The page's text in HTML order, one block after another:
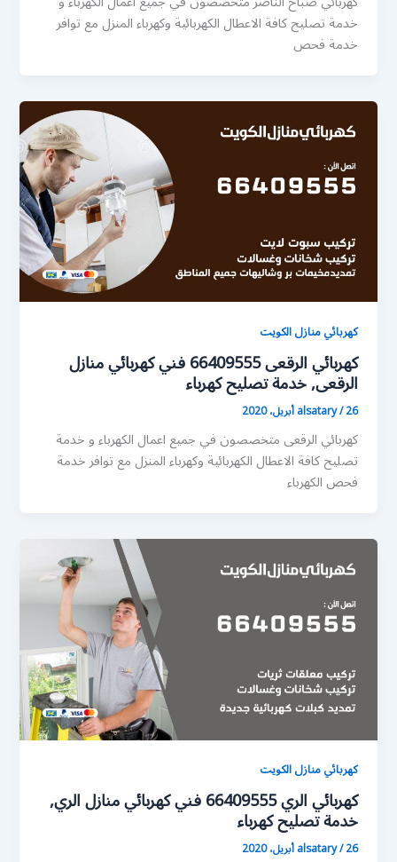
خدمة تصليح كافة الاعطال الكهربائية وكهرباء المنزل مع توافر
خدمة فحص
كهربائي منازل الكويت
كهربائي الرقعى 66409555 فني كهربائي منازل
الرقعى, خدمة تصليح كهرباء
alsatary/26 أبريل، 2020
كهربائي الرقعى متخصصون في جميع اعمال الكهرباء و خدمة
تصليح كافة الاعطال الكهربائية وكهرباء المنزل مع توافر خدمة
فحص الكهرباء
كهربائي منازل الكويت
كهربائي الري 66409555 فني كهربائي منازل الري,
خدمة تصليح كهرباء
alsatary/26 أبريل، 2020